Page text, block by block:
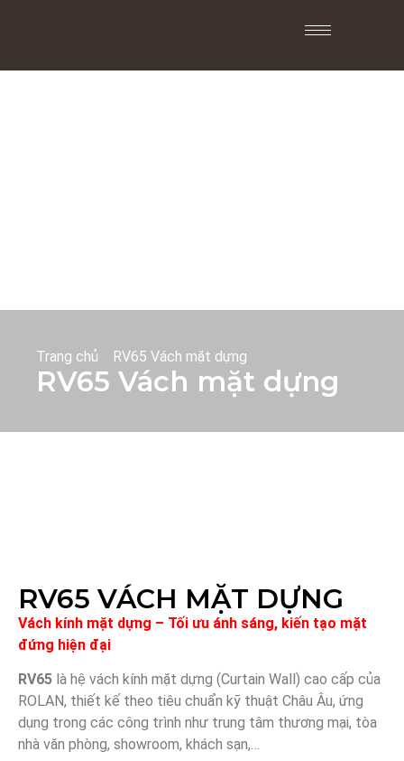
Trang chủ RV65 Vách mặt dựng
RV65 Vách mặt dựng
RV65 VÁCH MẶT DỰNG
Vách kính mặt dựng – Tối ưu ánh sáng, kiến tạo mặt
đứng hiện đại
RV65 là hệ vách kính mặt dựng (Curtain Wall) cao cấp của
ROLAN, thiết kế theo tiêu chuẩn kỹ thuật Châu Âu, ứng
dụng trong các công trình như trung tâm thương mại, tòa
nhà văn phòng, showroom, khách sạn,…